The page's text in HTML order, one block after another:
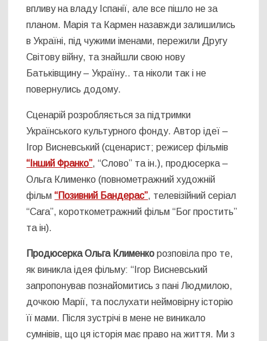
впливу на владу Іспанії, але все пішло не за
планом. Марія та Кармен назавжди залишились
в Україні, під чужими іменами, пережили Другу
Світову війну, та знайшли свою нову
Батьківщину – Україну.. та ніколи так і не
повернулись додому.
Сценарій розробляється за підтримки
Українського культурного фонду. Автор ідеї –
Ігор Висневський (сценарист; режисер фільмів
“Інший Франко”, “Слово” та ін.), продюсерка –
Ольга Клименко (повнометражний художній
фільм“Позивний Бандерас”, телевізійний серіал
“Сага”, короткометражний фільм “Бог простить”
та ін).
Продюсерка Ольга Клименко розповіла про те,
як виникла ідея фільму: “Ігор Висневський
запропонував познайомитись з пані Людмилою,
дочкою Марії, та послухати неймовірну історію
її мами. Після зустрічі в мене не виникало
сумнівів, що ця історія має право на життя. Ми з